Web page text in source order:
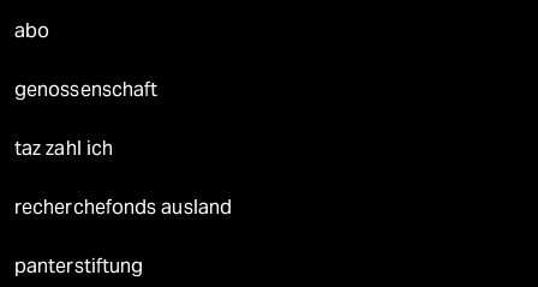
abo
genossenschaft
taz zahl ich
recherchefonds ausland
panterstiftung